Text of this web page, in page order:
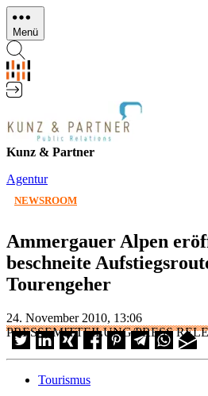
Direkt
zum
Inhalt
Menü
Kunz & Partner
Agentur
NEWSROOM
Ammergauer Alpen
beschneite
Tourengeher
24. November 2010, 13:06
PRESSEMITTEILUNG/PRESS
Tourismus